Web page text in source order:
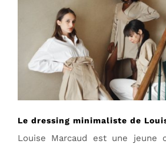
Le dressing minimaliste de
Louise Marcaud est une jeune